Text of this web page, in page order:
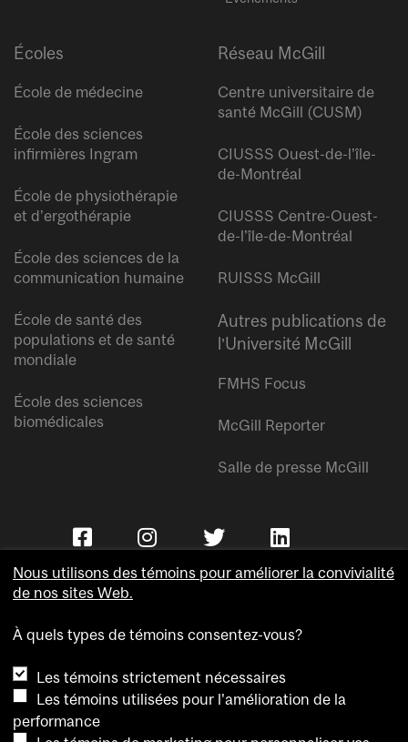
Écoles
École de médecine
École des sciences
infirmières Ingram
École de physiothérapie
et d’ergothérapie
École des sciences de la
communication humaine
École de santé des
populations et de santé
mondiale
École des sciences
biomédicales
Réseau McGill
Centre universitaire de
santé McGill (CUSM)
CIUSSS Ouest-de-l’île-
de-Montréal
CIUSSS Centre-Ouest-
de-l’île-de-Montréal
RUISSS McGill
Autres publications de
l’Université McGill
FMHS Focus
McGill Reporter
Salle de presse McGill
Accessibilité
Confidentialité
Avis sur les témoins
Nous utilisons des témoins pour améliorer la convivialité
de nos sites Web.
À quels types de témoins consentez-vous?
Les témoins strictement nécessaires
Les témoins utilisées pour l'amélioration de la
performance